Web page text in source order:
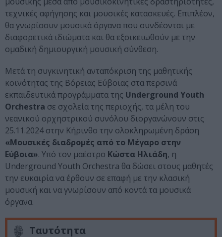
τεχνικές αφήγησης και μουσικές κατασκευές. Επιπλέον,
θα γνωρίσουν μουσικά όργανα που συνδέονται με
διαφορετικά ιδιώματα και θα εξοικειωθούν με την
ομαδική δημιουργική μουσική σύνθεση.
Μετά τη συγκινητική ανταπόκριση της μαθητικής
κοινότητας της Βόρειας Εύβοιας στα περσινά
εκπαιδευτικά προγράμματα της Underground Youth
Orchestra σε σχολεία της περιοχής, τα μέλη του
νεανικού ορχηστρικού συνόλου διοργανώνουν στις
25.11.2024 στην Κήρινθο την ολοκληρωμένη δράση
«Μουσικές διαδρομές από το Μέγαρο στην
Εύβοια». Υπό τον μαέστρο Κώστα Ηλιάδη, η
Underground Youth Orchestra θα δώσει στους μαθητές
την ευκαιρία να έρθουν σε επαφή με την κλασική
μουσική και να γνωρίσουν από κοντά τα μουσικά
όργανα.
Ταυτότητα